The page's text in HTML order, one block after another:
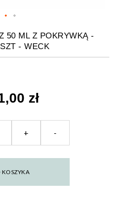
50 ML Z POKRYWKĄ -
- WECK
zł
+ -
KOSZYKA